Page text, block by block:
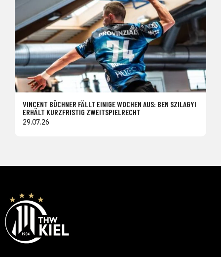
VINCENT BÜCHNER FÄLLT EINIGE WOCHEN AUS: BEN SZILAGYI
ERHÄLT KURZFRISTIG ZWEITSPIELRECHT
29.07.26